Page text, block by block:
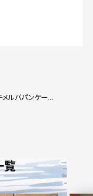
贅沢に味わう至福のスイーツパンケーキ
覧